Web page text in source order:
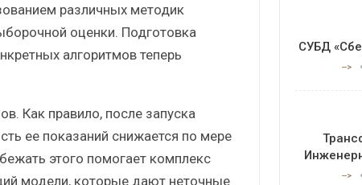
различных методик
оценки. Подготовка
алгоритмов теперь
Как правило, после запуска
ее показаний снижается по мере
этого помогает комплекс
модели, которые дают неточные
СУБД
-->
-->